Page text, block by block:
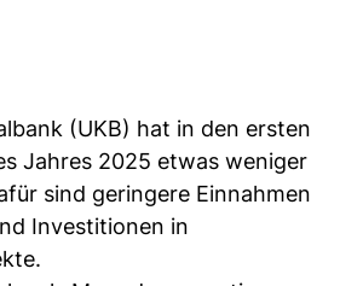
(UKB) hat in den ersten
Jahres 2025 etwas weniger
sind geringere Einnahmen
Investitionen in